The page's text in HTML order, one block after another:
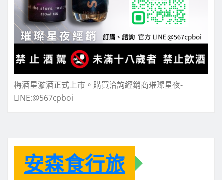
梅酒星漩酒正式上市。購買洽詢經銷商璀璨星夜-
LINE:@567cpboi
安森食行旅